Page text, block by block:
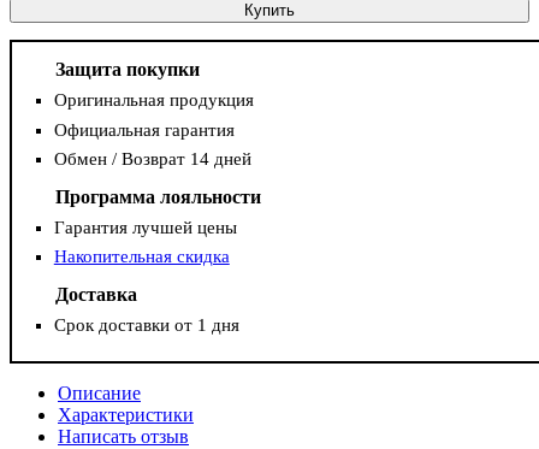
Купить
Защита покупки
Оригинальная продукция
Официальная гарантия
Обмен / Возврат 14 дней
Программа лояльности
Гарантия лучшей цены
Накопительная скидка
Доставка
Срок доставки от 1 дня
Описание
Характеристики
Написать отзыв